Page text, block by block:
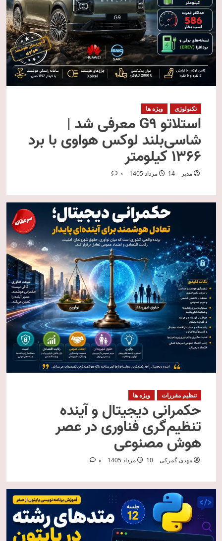
تکنولوژی ویژه ها
استلاتو G9 معرفی شد |
شاسی‌بلند لوکس هواوی با برد
۱۳۶۶ کیلومتر
مدیر 14 مرداد 1405 0
تنظیم مقررات ویژه ها
حکمرانی دیجیتال و آینده
تنظیم‌گری فناوری در عصر
هوش مصنوعی
مهدی گمرکی 10 مرداد 1405 0